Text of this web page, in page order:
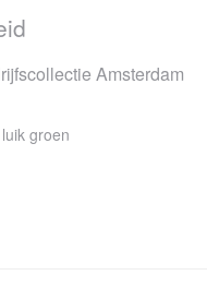
Amsterdam
groen